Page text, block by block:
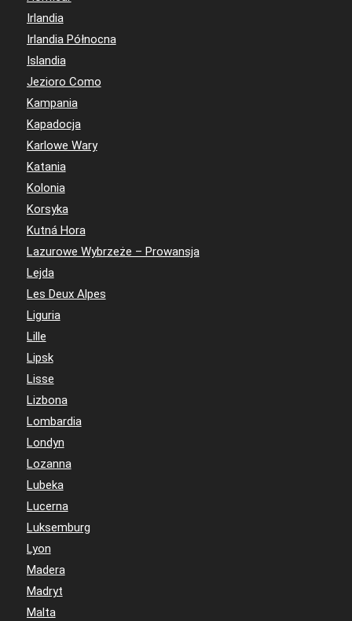
Irlandia
Irlandia Północna
Islandia
Jezioro Como
Kampania
Kapadocja
Karlowe Wary
Katania
Kolonia
Korsyka
Kutná Hora
Lazurowe Wybrzeże – Prowansja
Lejda
Les Deux Alpes
Liguria
Lille
Lipsk
Lisse
Lizbona
Lombardia
Londyn
Lozanna
Lubeka
Lucerna
Luksemburg
Lyon
Madera
Madryt
Malta